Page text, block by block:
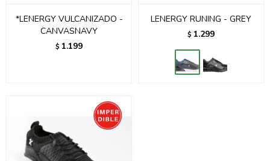
*LENERGY VULCANIZADO -
CANVASNAVY
$ 1.199
LENERGY RUNING - GREY
$ 1.299